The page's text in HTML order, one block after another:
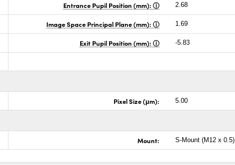
Entrance Pupil Position (mm): 2.68
Image Space Principal Plane (mm): 1.69
Exit Pupil Position (mm): -5.83
Pixel Size (μm): 5.00
Mount: S-Mount (M12 x 0.5)